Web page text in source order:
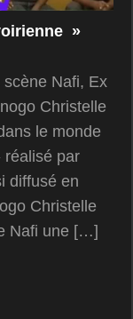
»
Nafi, Ex
Christelle
le monde
réalisé par
diffusé en
Christelle
Nafi une […]